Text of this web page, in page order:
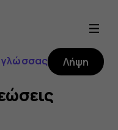
γλώσσας Λήψη